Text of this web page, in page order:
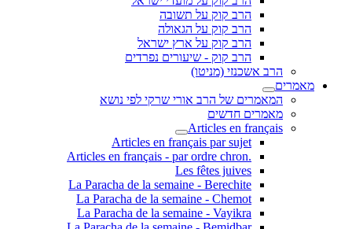
הרב קוק על תשובה
הרב קוק על הגאולה
הרב קוק על ארץ ישראל
הרב קוק - שיעורים נפרדים
הרב אשכנזי (מניטו)
מאמרים
המאמרים של הרב אורי שרקי לפי נושא
מאמרים חדשים
Articles en français
Articles en français par sujet
.Articles en français - par ordre chron
Les fêtes juives
La Paracha de la semaine - Berechite
La Paracha de la semaine - Chemot
La Paracha de la semaine - Vayikra